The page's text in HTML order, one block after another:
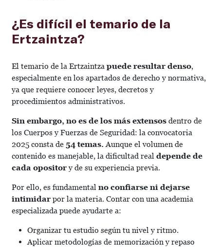
¿Es difícil el temario de la
Ertzaintza?
El temario de la Ertzaintza puede resultar denso,
especialmente en los apartados de derecho y normativa,
ya que requiere conocer leyes, decretos y
procedimientos administrativos.
Sin embargo, no es de los más extensos dentro de
los Cuerpos y Fuerzas de Seguridad: la convocatoria
2025 consta de 54 temas. Aunque el volumen de
contenido es manejable, la dificultad real depende de
cada opository de su experiencia previa.
Por ello, es fundamental no confiarse ni dejarse
intimidar por la materia. Contar con una academia
especializada puede ayudarte a:
Organizar tu estudio según tu nivel y ritmo.
Aplicar metodologías de memorización y repaso